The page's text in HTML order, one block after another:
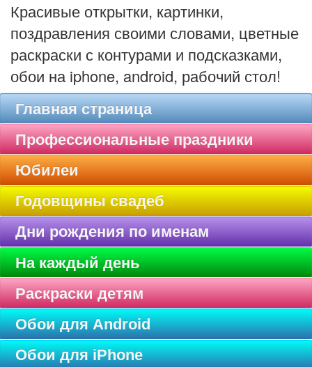
Красивые открытки, картинки,
поздравления своими словами, цветные
раскраски с контурами и подсказками,
обои на iphone, android, рабочий стол!
Главная страница
Профессиональные праздники
Юбилеи
Годовщины свадеб
Дни рождения по именам
На каждый день
Раскраски детям
Обои для Android
Обои для iPhone